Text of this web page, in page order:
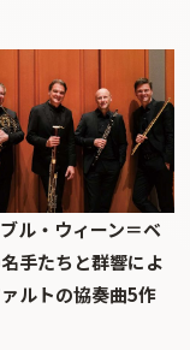
ル・ウィーン＝ベ
手たちと群響によ
ルトの協奏曲5作